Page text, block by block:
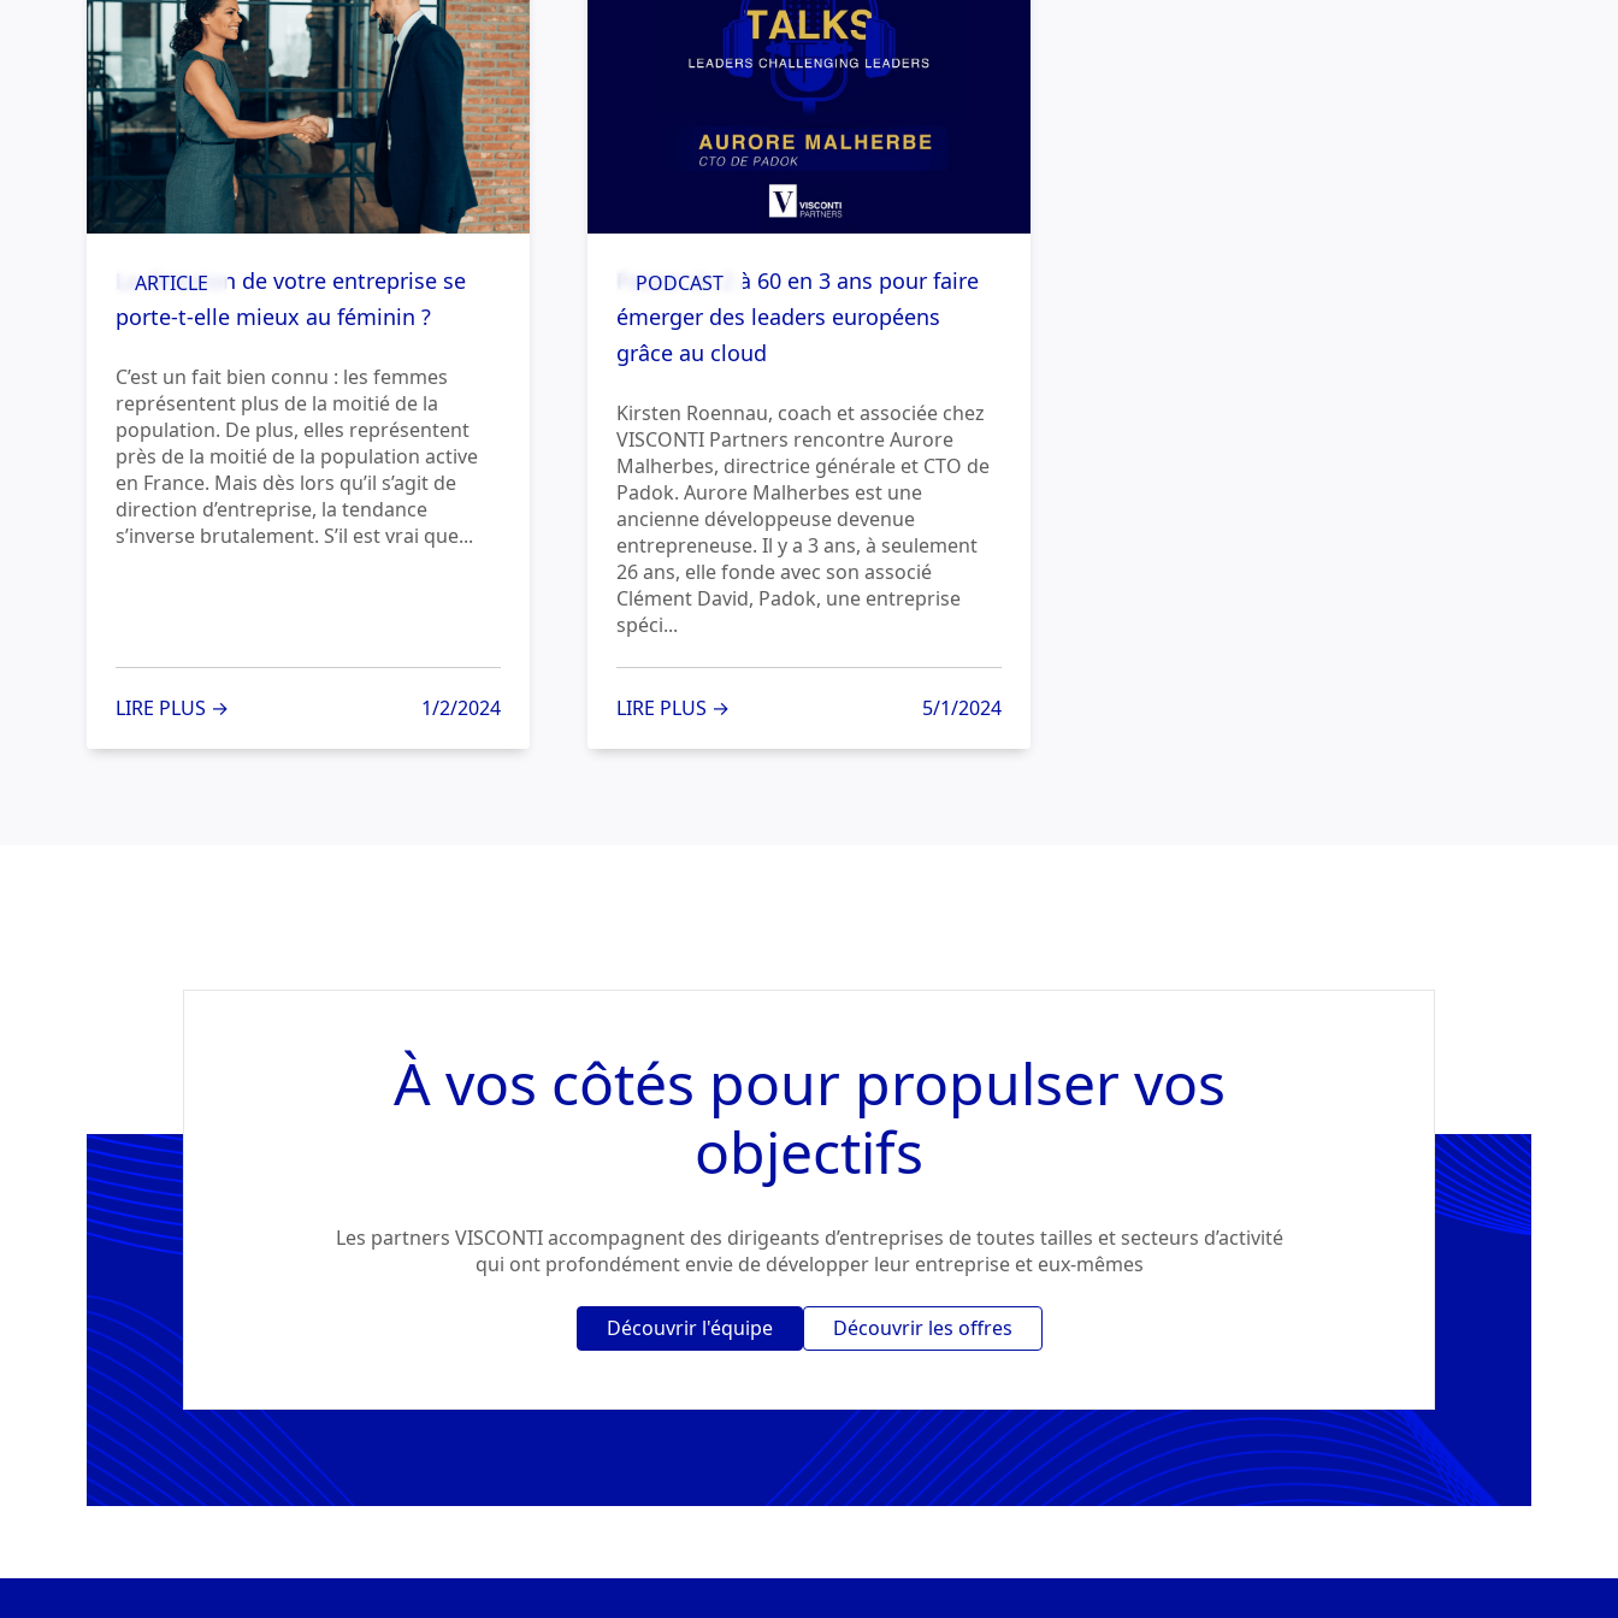
ARTICLE
La direction de votre entreprise se
porte-t-elle mieux au féminin ?
C’est un fait bien connu : les femmes
représentent plus de la moitié de la
population. De plus, elles représentent
près de la moitié de la population active
en France. Mais dès lors qu’il s’agit de
direction d’entreprise, la tendance
s’inverse brutalement. S’il est vrai que...
LIRE PLUS → 1/2/2024
PODCAST
Passer de 2 à 60 en 3 ans pour faire
émerger des leaders européens
grâce au cloud
Kirsten Roennau, coach et associée chez
VISCONTI Partners rencontre Aurore
Malherbes, directrice générale et CTO de
Padok. Aurore Malherbes est une
ancienne développeuse devenue
entrepreneuse. Il y a 3 ans, à seulement
26 ans, elle fonde avec son associé
Clément David, Padok, une entreprise
spéci...
LIRE PLUS → 5/1/2024
À vos côtés pour propulser vos
objectifs
Les partners VISCONTI accompagnent des dirigeants d’entreprises de toutes tailles et secteurs d’activité
qui ont profondément envie de développer leur entreprise et eux-mêmes
Découvrir l'équipe Découvrir les offres